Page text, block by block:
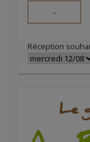
-
Réception